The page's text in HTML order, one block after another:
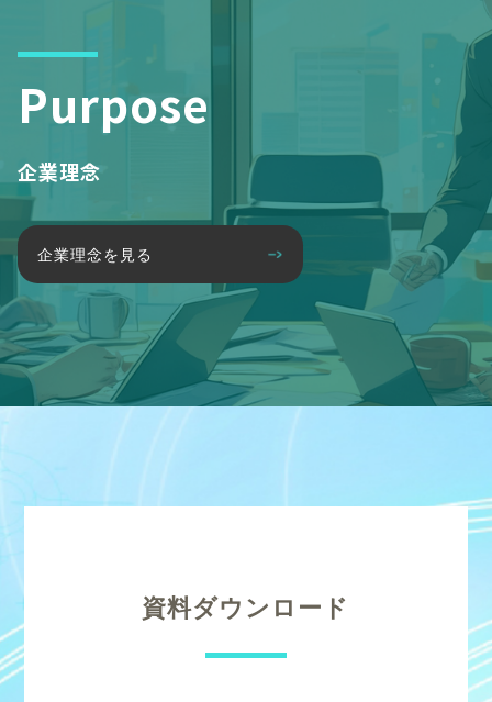
Purpose
企業理念
企業理念を見る
資料ダウンロード